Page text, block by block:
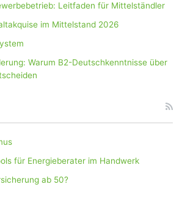
Leitfaden für Mittelständler
im Mittelstand 2026
Warum B2-Deutschkenntnisse über
für Energieberater im Handwerk
ab 50?